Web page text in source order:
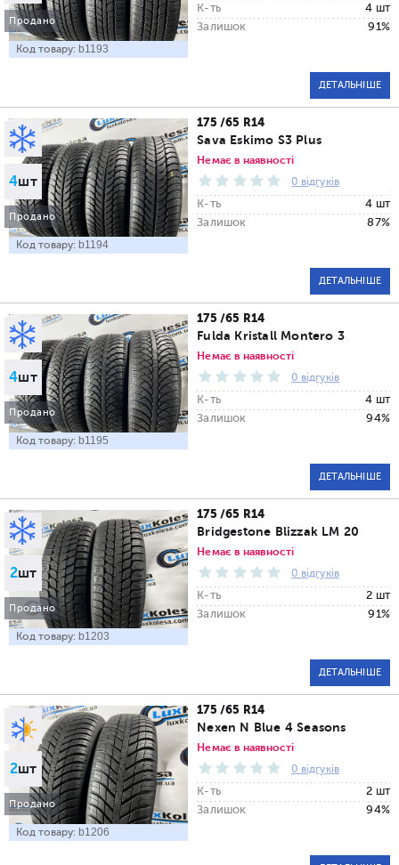
Продано
Код товару: b1193
К-ть
4 шт
Залишок
91%
ДЕТАЛЬНІШЕ
4шт
Продано
Код товару: b1194
175 /65 R14
Sava Eskimo S3 Plus
Немає в наявності
0 відгуків
К-ть
4 шт
Залишок
87%
ДЕТАЛЬНІШЕ
4шт
Продано
Код товару: b1195
175 /65 R14
Fulda Kristall Montero 3
Немає в наявності
0 відгуків
К-ть
4 шт
Залишок
94%
ДЕТАЛЬНІШЕ
2шт
Продано
Код товару: b1203
175 /65 R14
Bridgestone Blizzak LM 20
Немає в наявності
0 відгуків
К-ть
2 шт
Залишок
91%
ДЕТАЛЬНІШЕ
2шт
Продано
Код товару: b1206
175 /65 R14
Nexen N Blue 4 Seasons
Немає в наявності
0 відгуків
К-ть
2 шт
Залишок
94%